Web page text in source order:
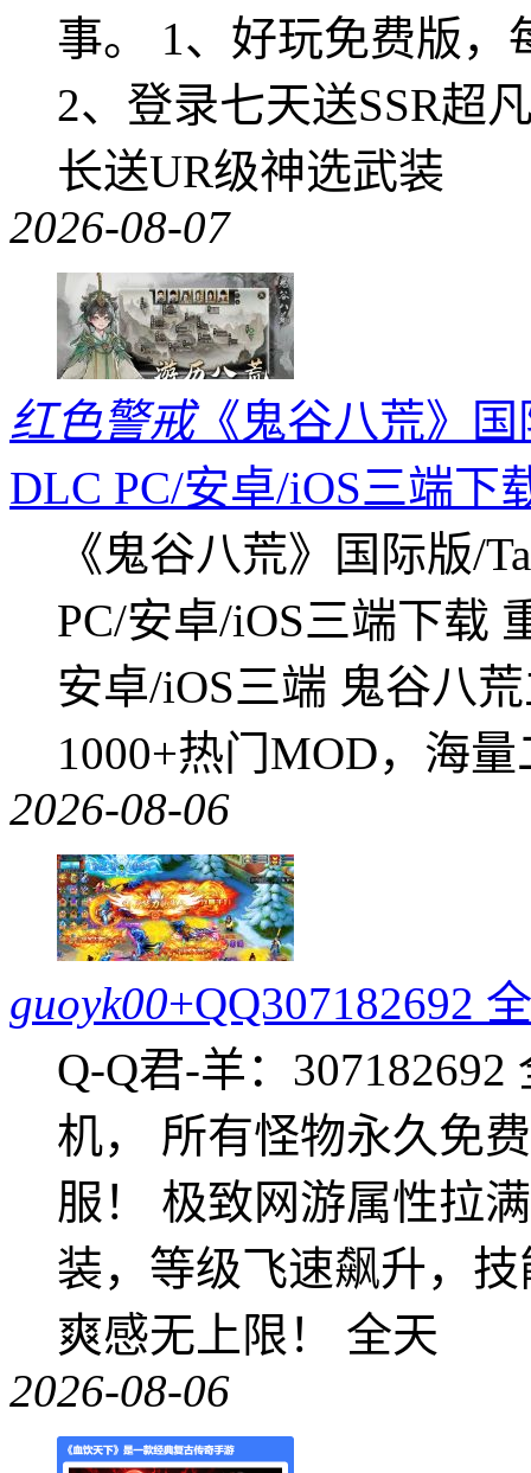
事。 1、好玩免费版，
2、登录七天送SSR超
长送UR级神选武装
2026-08-07
红色警戒《鬼谷八荒》国
DLC PC/安卓/iOS三端下
《鬼谷八荒》国际版/
PC/安卓/iOS三端下载
安卓/iOS三端 鬼谷八
1000+热门MOD，海
2026-08-06
guoyk00+QQ307182692
Q-Q君-羊：
机， 所有怪物永久免
服！ 极致网游属性拉
装，等级飞速飙升，
爽感无上限！ 全天
2026-08-06